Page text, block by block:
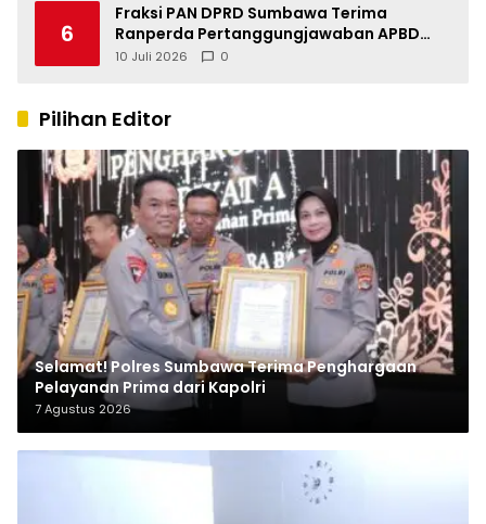
6
Fraksi PAN DPRD Sumbawa Terima
Ranperda Pertanggungjawaban APBD
2025, Soroti SILPA Rp201,68 Miliar dan
10 Juli 2026 0
Pilihan Editor
Selamat! Polres Sumbawa Terima Penghargaan
Pelayanan Prima dari Kapolri
7 Agustus 2026